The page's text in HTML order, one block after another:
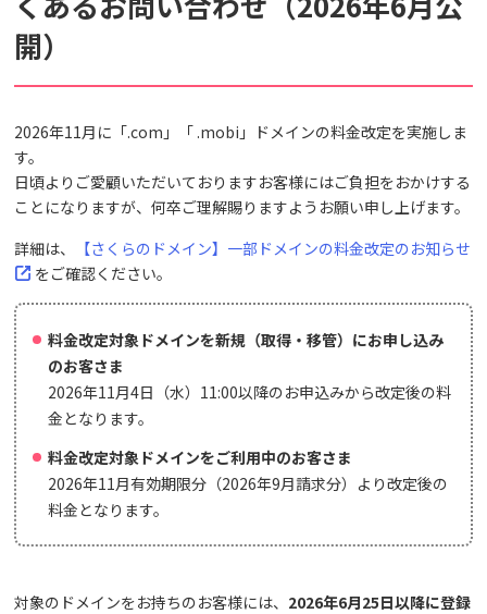
動画マニュアル
個人情報保護のため、お名前や連絡先、会員IDを入力しないでください。
サイト内検索について
開）
2026年11月に「.com」「 .mobi」ドメインの料金改定を実施しま
す。
日頃よりご愛顧いただいておりますお客様にはご負担をおかけする
ことになりますが、何卒ご理解賜りますようお願い申し上げます。
詳細は、
【さくらのドメイン】一部ドメインの料金改定のお知らせ
をご確認ください。
料金改定対象ドメインを新規（取得・移管）にお申し込み
のお客さま
2026年11月4日（水）11:00以降のお申込みから改定後の料
金となります。
料金改定対象ドメインをご利用中のお客さま
2026年11月有効期限分（2026年9月請求分）より改定後の
料金となります。
対象のドメインをお持ちのお客様には、 2026年6月25日以降に登録